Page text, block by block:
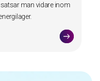
man vidare inom